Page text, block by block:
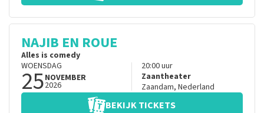
NAJIB EN ROUE
Alles is comedy
WOENSDAG
25NOVEMBER
2026
20:00uur
Zaantheater
Zaandam, Nederland
BEKIJK TICKETS